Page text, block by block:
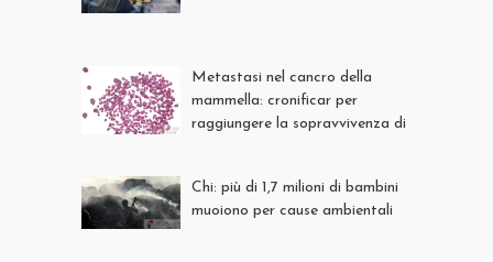
Metastasi nel cancro della
mammella: cronificar per
raggiungere la sopravvivenza di
Chi: più di 1,7 milioni di bambini
muoiono per cause ambientali